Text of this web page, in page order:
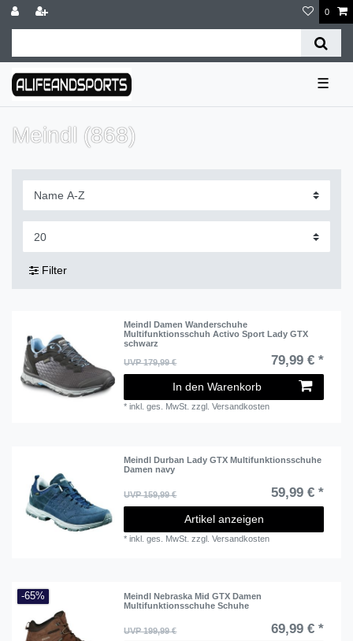
0
☰
Meindl (868)
Filter
Meindl Damen Wanderschuhe
Multifunktionsschuh Activo Sport Lady GTX
schwarz
UVP 179,99 €
79,99 € *
In den Warenkorb
*inkl. ges. MwSt. zzgl.Versandkosten
Meindl Durban Lady GTX Multifunktionsschuhe
Damen navy
UVP 159,99 € 59,99 € *
Artikel anzeigen
*inkl. ges. MwSt. zzgl.Versandkosten
-65%
Meindl Nebraska Mid GTX Damen
Multifunktionsschuhe Schuhe
UVP 199,99 € 69,99 € *